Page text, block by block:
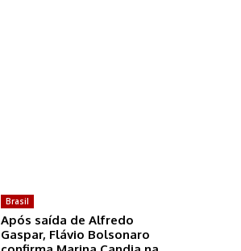
Brasil
Após saída de Alfredo
Gaspar, Flávio Bolsonaro